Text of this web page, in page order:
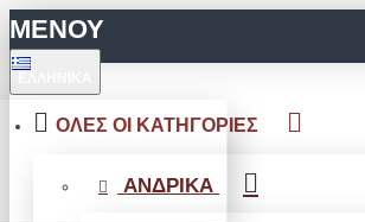
ΜΕΝΟΥ
ΟΛΕΣ ΟΙ ΚΑΤΗΓΟΡΙΕΣ
ΑΝΔΡΙΚΑ